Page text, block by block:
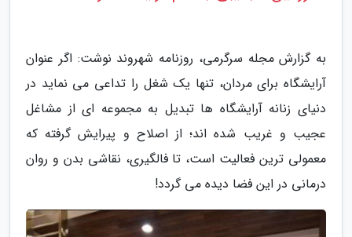
به گزارش مجله سرگرمی، روزنامه شهروند نوشت: اگر عنوان
آرایشگاه برای مردان، تنها یک شغل را تداعی می نماید در
دنیای زنانه آرایشگاه ها تبدیل به مجموعه ای از مشاغل
عجیب و غریب شده اند؛ از اصلاح و پیرایش گرفته که
معمولی ترین فعالیت است، تا فالگیری، نقاشی بدن و روان
درمانی در این فضا دیده می گردد!